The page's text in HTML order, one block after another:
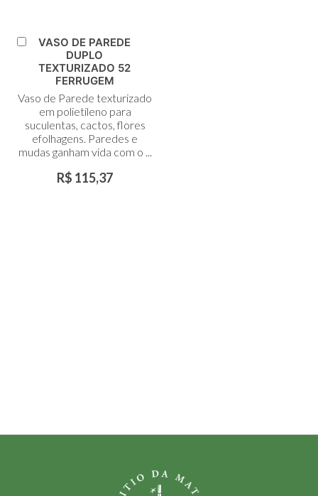
Carrinho
VASO DE PAREDE
DUPLO
TEXTURIZADO 52
FERRUGEM
Vaso de Parede texturizado
em polietileno para
suculentas, cactos, flores
efolhagens. Paredes e
mudas ganham vida com o ...
R$ 115,37